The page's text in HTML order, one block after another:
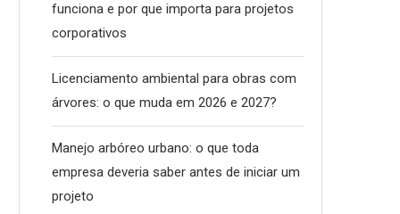
funciona e por que importa para projetos
corporativos
Licenciamento ambiental para obras com
árvores: o que muda em 2026 e 2027?
Manejo arbóreo urbano: o que toda
empresa deveria saber antes de iniciar um
projeto